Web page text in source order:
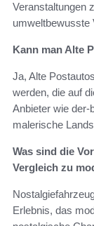
Veranstaltungen
umweltbewusste
Kann man Alte
Ja, Alte
werden, die auf
Anbieter wie der-
malerische
Was sind die
Vergleich zu
Erlebnis, das